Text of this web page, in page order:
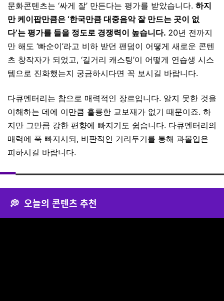
문화콘텐츠는 ‘싸게 잘’ 만든다는 평가를 받았습니다. 하지
만 케이팝만큼은 ‘한국만큼 대중음악 잘 만드는 곳이 없
다’는 평가를 들을 정도로 경쟁력이 높습니다. 20년 전까지
만 해도 ‘빠순이’라고 비하 받던 팬덤이 어떻게 새로운 콘텐
츠 창작자가 되었고, ‘길거리 캐스팅’이 어떻게 연습생 시스
템으로 진화했는지 궁금하시다면 꼭 보시길 바랍니다.
다큐멘터리는 참으로 매력적인 장르입니다. 알지 못한 것을
이해하는 데에 이만큼 훌륭한 교보재가 없기 때문이죠. 하
지만 그만큼 강한 편향에 빠지기도 쉽습니다. 다큐멘터리의
매력에 푹 빠지시되, 비판적인 거리두기를 통해 과몰입은
피하시길 바랍니다.
💭 오늘의 콘텐츠 추천